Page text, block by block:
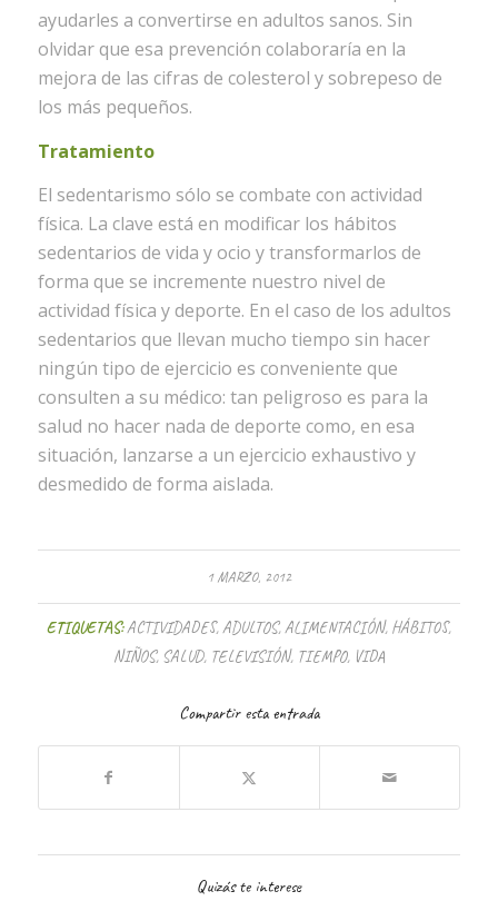
ayudarles a convertirse en adultos sanos. Sin
olvidar que esa prevención colaboraría en la
mejora de las cifras de colesterol y sobrepeso de
los más pequeños.
Tratamiento
El sedentarismo sólo se combate con actividad
física. La clave está en modificar los hábitos
sedentarios de vida y ocio y transformarlos de
forma que se incremente nuestro nivel de
actividad física y deporte. En el caso de los adultos
sedentarios que llevan mucho tiempo sin hacer
ningún tipo de ejercicio es conveniente que
consulten a su médico: tan peligroso es para la
salud no hacer nada de deporte como, en esa
situación, lanzarse a un ejercicio exhaustivo y
desmedido de forma aislada.
1 MARZO, 2012
ETIQUETAS:ACTIVIDADES,ADULTOS,ALIMENTACIÓN, HÁBITOS,
NIÑOS, SALUD, TELEVISIÓN, TIEMPO, VIDA
Compartir esta entrada
Quizás te interese